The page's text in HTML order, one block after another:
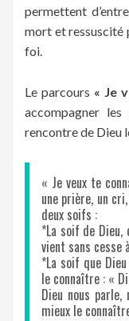
permettent
mort et ressuscité
foi.
Le parcours « Je
accompagner
rencontre de Dieu
« Je veux te
une prière, un
deux soifs :
*La soif de
vient sans cesse
*La soif que
le connaître : «
Dieu nous parle,
mieux le